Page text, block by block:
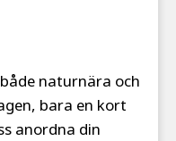
naturnära och
bara en kort
anordna din